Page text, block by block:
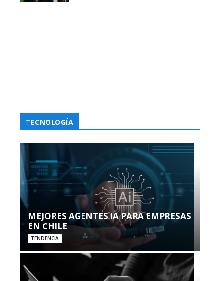
TECNOLOGÍA
MEJORES AGENTES IA PARA EMPRESAS
EN CHILE
TENDENCIA